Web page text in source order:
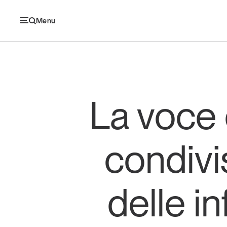
Menu
Economia e consumi
Retail e brand
Sostenibilità
La
delle